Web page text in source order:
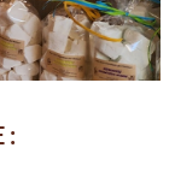
: